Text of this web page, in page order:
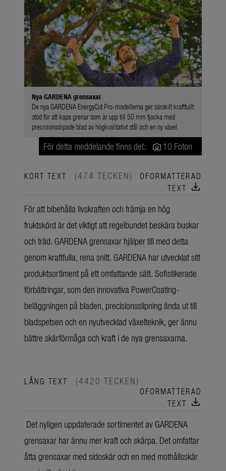
Nya GARDENA grensaxar
De nya GARDENA EnergyCut Pro-modellerna ger särskilt kraftfullt
stöd för att kapa grenar som är upp till 50 mm tjocka med
precisionsslipade blad av högkvalitativt stål och en ny växel.
För detta meddelande finns det: 10 Foton
KORT TEXT (474 TECKEN)
OFORMATTERAD
TEXT download
För att bibehålla livskraften och främja en hög
fruktskörd är det viktigt att regelbundet beskära buskar
och träd. GARDENA grensaxar hjälper till med detta
genom kraftfulla, rena snitt. GARDENA har utvecklat sitt
produktsortiment på ett omfattande sätt. Sofistikerade
förbättringar, som den innovativa PowerCoating-
beläggningen på bladen, precisionsslipning ända ut till
bladspetsen och en nyutvecklad växelteknik, ger ännu
bättre skärförmåga och kraft i de nya grensaxarna.
LÅNG TEXT (4420 TECKEN)
OFORMATTERAD
TEXT download
Det nyligen uppdaterade sortimentet av GARDENA
grensaxar har ännu mer kraft och skärpa. Det omfattar
åtta grensaxar med sidoskär och en med mothållsskär